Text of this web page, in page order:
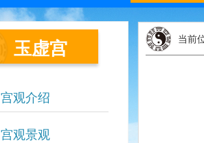
玉虚宫
宫观介绍
宫观景观
当前